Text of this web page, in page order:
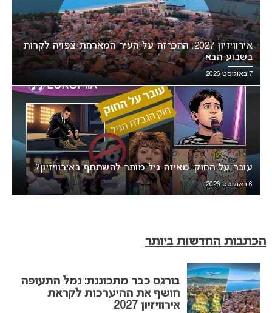
אירוויזיון 2027: ההכרזה על העיר המארחת צפויה לקרות
בשבוע הבא
7 באוגוסט 2026
עובר על החוק: מאיזה גיל מותר להשתתף באירוויזיון?
6 באוגוסט 2026
הכתבות החדשות ביותר
בורגס כבר מתכוננת: נמל התעופה
חושף את ההיערכות לקראת
אירוויזיון 2027